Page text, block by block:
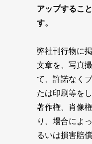
アップするこ
す。
弊社刊行物に
文章を、写真
て、許諾なく
たは印刷等を
著作権、肖像
り、場合によ
るいは損害賠